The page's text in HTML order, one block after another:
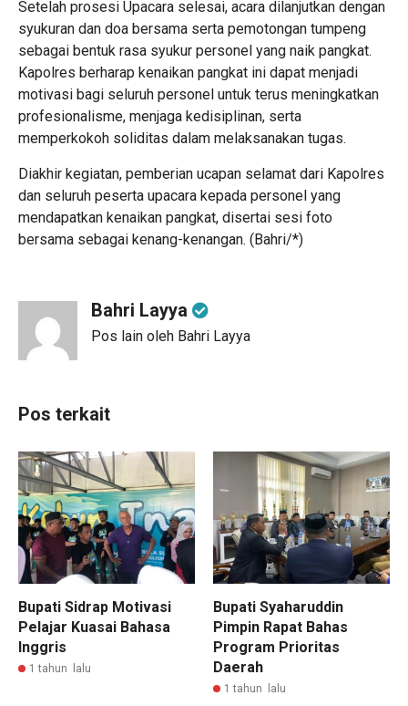
Setelah prosesi Upacara selesai, acara dilanjutkan dengan
syukuran dan doa bersama serta pemotongan tumpeng
sebagai bentuk rasa syukur personel yang naik pangkat.
Kapolres berharap kenaikan pangkat ini dapat menjadi
motivasi bagi seluruh personel untuk terus meningkatkan
profesionalisme, menjaga kedisiplinan, serta
memperkokoh soliditas dalam melaksanakan tugas.
Diakhir kegiatan, pemberian ucapan selamat dari Kapolres
dan seluruh peserta upacara kepada personel yang
mendapatkan kenaikan pangkat, disertai sesi foto
bersama sebagai kenang-kenangan. (Bahri/*)
Bahri Layya
Pos lain oleh Bahri Layya
Pos terkait
Bupati Sidrap Motivasi
Pelajar Kuasai Bahasa
Inggris
1 tahun lalu
Bupati Syaharuddin
Pimpin Rapat Bahas
Program Prioritas
Daerah
1 tahun lalu